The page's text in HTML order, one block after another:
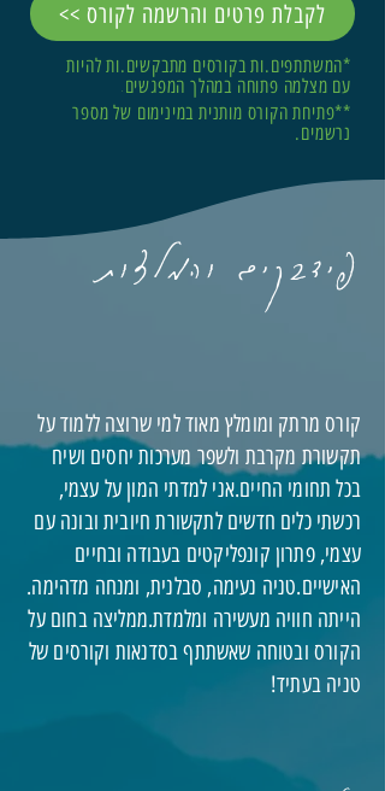
<< לקבלת פרטים והרשמה לקורס
*המשתתפים.ות בקורסים מתבקשים.ות להיות
עם מצלמה פתוחה במהלך המפגשים.
**פתיחת הקורס מותנית במינימום של מספר
נרשמים.
פידבקים והמלצות
קורס מרתק ומומלץ מאוד למי שרוצה ללמוד על
תקשורת מקרבת ולשפר מערכות יחסים ושיח
בכל תחומי החיים.אני למדתי המון על עצמי,
רכשתי כלים חדשים לתקשורת חיובית ובונה עם
עצמי, פתרון קונפליקטים בעבודה ובחיים
האישיים.טניה נעימה, סבלנית, ומנחה מדהימה.
הייתה חוויה מעשירה ומלמדת.ממליצה בחום על
הקורס ובטוחה שאשתתף בסדנאות וקורסים של
טניה בעתיד!